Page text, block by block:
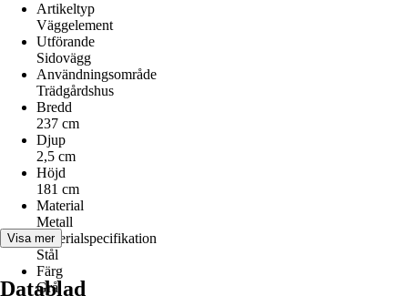
Artikeltyp
Väggelement
Utförande
Sidovägg
Användningsområde
Trädgårdshus
Bredd
237 cm
Djup
2,5 cm
Höjd
181 cm
Material
Metall
Materialspecifikation
Stål
Färg
Grå
Visa mer
Datablad